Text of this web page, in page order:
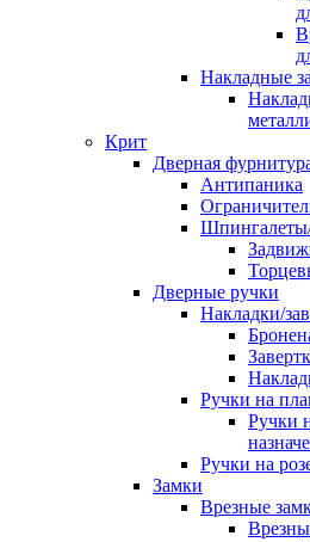
Накладные
Крит
Дверная
Антипаника
Дверные ручки
Накладки/
Ручки на
Ручки
Ручки на
Замки
Врезные